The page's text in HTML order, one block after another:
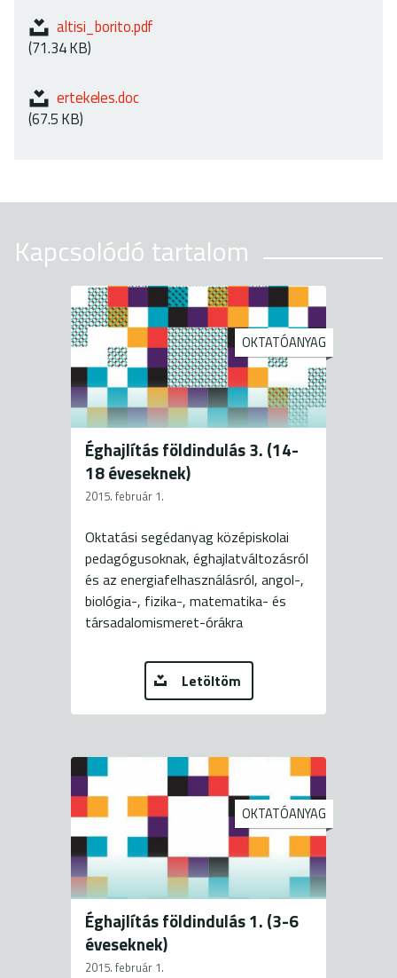
altisi_borito.pdf
(71.34 KB)
ertekeles.doc
(67.5 KB)
Kapcsolódó tartalom
OKTATÓANYAG
Éghajlítás földindulás 3. (14-
18 éveseknek)
2015. február 1.
Oktatási segédanyag középiskolai
pedagógusoknak, éghajlatváltozásról
és az energiafelhasználásról, angol-,
biológia-, fizika-, matematika- és
társadalomismeret-órákra
Letöltöm
OKTATÓANYAG
Éghajlítás földindulás 1. (3-6
éveseknek)
2015. február 1.